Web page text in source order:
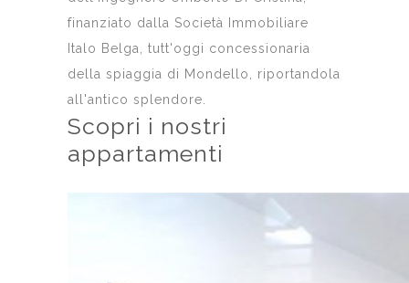
finanziato dalla Società Immobiliare
Italo Belga, tutt'oggi concessionaria
della spiaggia di Mondello, riportandola
all'antico splendore.
Scopri i nostri
appartamenti